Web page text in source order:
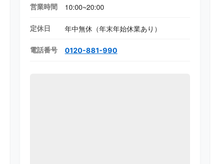
営業時間 10:00~20:00
定休日 年中無休（年末年始休業あり）
電話番号 0120-881-990